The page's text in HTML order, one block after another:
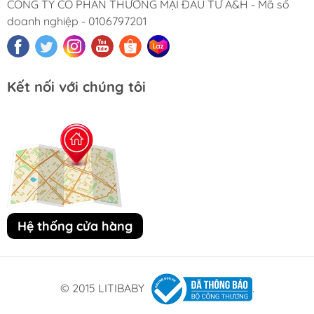
CÔNG TY CỔ PHẦN THƯƠNG MẠI ĐẦU TƯ A&H - Mã số
doanh nghiệp - 0106797201
Kết nối với chúng tôi
Hệ thống cửa hàng
© 2015 LITIBABY .